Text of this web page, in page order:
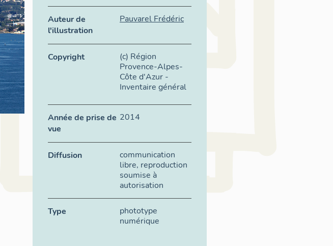
Auteur de
l'illustration
Pauvarel Frédéric
Copyright
(c) Région
Provence-Alpes-
Côte d'Azur -
Inventaire général
Année de prise de
vue
2014
Diffusion
communication
libre, reproduction
soumise à
autorisation
Type
phototype
numérique